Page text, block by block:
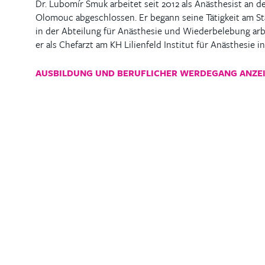
Dr. Lubomír Šmuk arbeitet seit 2012 als Anästhesist an
Olomouc abgeschlossen. Er begann seine Tätigkeit am
in der Abteilung für Anästhesie und Wiederbelebung
er als Chefarzt am KH Lilienfeld Institut für Anästhesie
AUSBILDUNG UND BERUFLICHER WERDEGANG